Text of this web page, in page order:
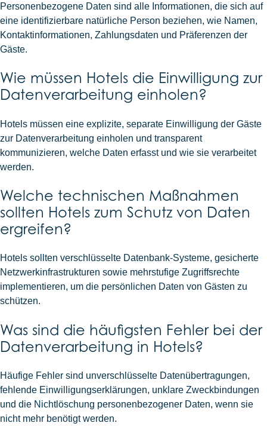
Personenbezogene Daten sind alle Informationen, die sich auf
eine identifizierbare natürliche Person beziehen, wie Namen,
Kontaktinformationen, Zahlungsdaten und Präferenzen der
Gäste.
Wie müssen Hotels die Einwilligung zur
Datenverarbeitung einholen?
Hotels müssen eine explizite, separate Einwilligung der Gäste
zur Datenverarbeitung einholen und transparent
kommunizieren, welche Daten erfasst und wie sie verarbeitet
werden.
Welche technischen Maßnahmen
sollten Hotels zum Schutz von Daten
ergreifen?
Hotels sollten verschlüsselte Datenbank-Systeme, gesicherte
Netzwerkinfrastrukturen sowie mehrstufige Zugriffsrechte
implementieren, um die persönlichen Daten von Gästen zu
schützen.
Was sind die häufigsten Fehler bei der
Datenverarbeitung in Hotels?
Häufige Fehler sind unverschlüsselte Datenübertragungen,
fehlende Einwilligungserklärungen, unklare Zweckbindungen
und die Nichtlöschung personenbezogener Daten, wenn sie
nicht mehr benötigt werden.